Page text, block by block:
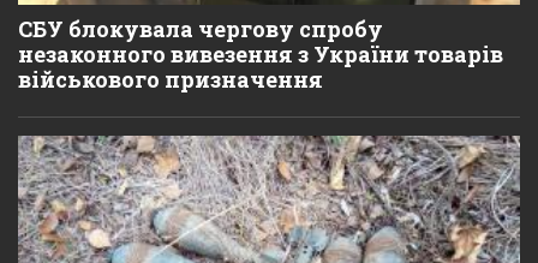
СБУ блокувала чергову спробу
незаконного вивезення з України товарів
військового призначення